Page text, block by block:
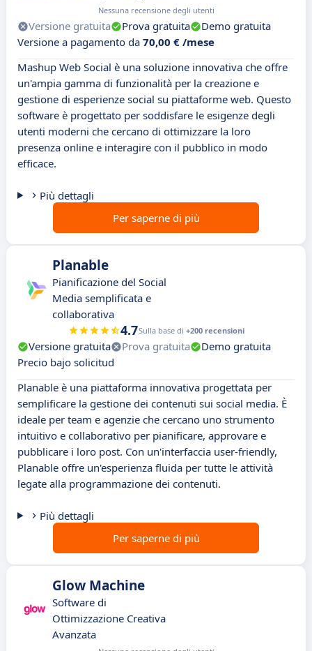
Nessuna recensione degli utenti
Versione gratuita Prova gratuita
Demo gratuita
Versione a pagamento da 70,00 € /mese
Mashup Web Social è una soluzione innovativa che offre
un'ampia gamma di funzionalità per la creazione e
gestione di esperienze social su piattaforme web. Questo
software è progettato per soddisfare le esigenze degli
utenti moderni che cercano di ottimizzare la loro
presenza online e interagire con il pubblico in modo
efficace.
Più dettagli
Per saperne di più
Planable
Pianificazione del Social
Media semplificata e
collaborativa
4.7Sulla base di +200 recensioni
Versione gratuita Prova gratuita
Demo gratuita
Precio bajo solicitud
Planable è una piattaforma innovativa progettata per
semplificare la gestione dei contenuti sui social media. È
ideale per team e agenzie che cercano uno strumento
intuitivo e collaborativo per pianificare, approvare e
pubblicare i loro post. Con un'interfaccia user-friendly,
Planable offre un'esperienza fluida per tutte le attività
legate alla programmazione dei contenuti.
Più dettagli
Per saperne di più
Glow Machine
Software di
Ottimizzazione Creativa
Avanzata